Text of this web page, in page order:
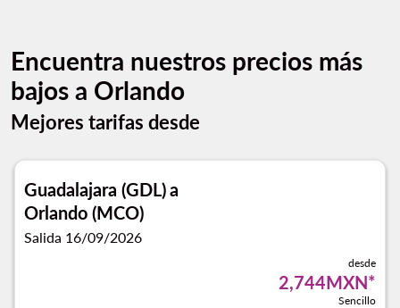
Encuentra nuestros precios más
bajos a Orlando
Mejores tarifas desde
Guadalajara (GDL)a
Orlando (MCO)
Salida 16/09/2026
desde
2,744MXN*
Sencillo